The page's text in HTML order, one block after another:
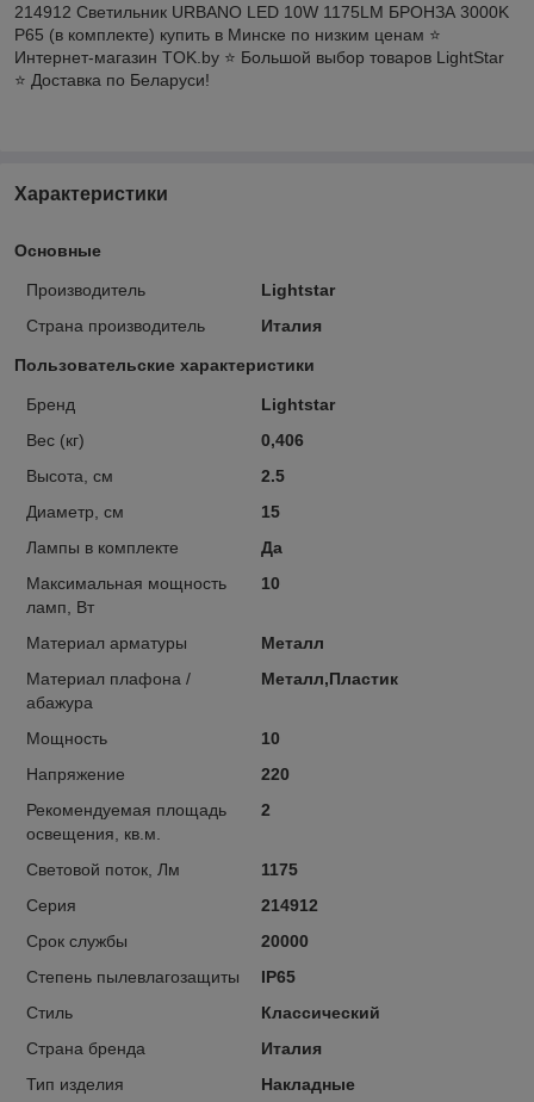
214912 Светильник URBANO LED 10W 1175LM БРОНЗА 3000K
P65 (в комплекте) купить в Минске по низким ценам ⭐️
Интернет-магазин TOK.by ⭐️ Большой выбор товаров LightStar
⭐️ Доставка по Беларуси!
Характеристики
Основные
Производитель
Lightstar
Страна производитель
Италия
Пользовательские характеристики
Бренд
Lightstar
Вес (кг)
0,406
Высота, см
2.5
Диаметр, см
15
Лампы в комплекте
Да
Максимальная мощность
ламп, Вт
10
Материал арматуры
Металл
Материал плафона /
абажура
Металл,Пластик
Мощность
10
Напряжение
220
Рекомендуемая площадь
освещения, кв.м.
2
Световой поток, Лм
1175
Серия
214912
Срок службы
20000
Степень пылевлагозащиты
IP65
Стиль
Классический
Страна бренда
Италия
Тип изделия
Накладные